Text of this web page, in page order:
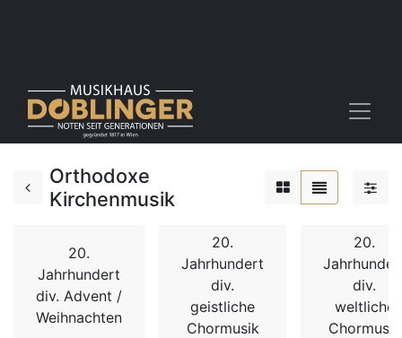
Orthodoxe
Kirchenmusik
20.
Jahrhundert
div. Advent /
Weihnachten
20.
Jahrhundert
div.
geistliche
Chormusik
20.
div.
weltliche
Chormusik